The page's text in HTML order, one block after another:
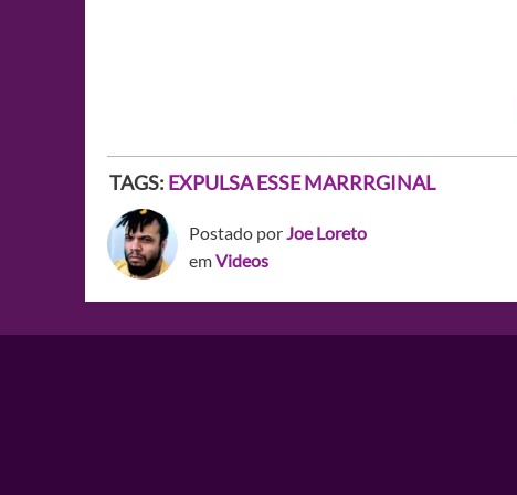
TAGS: EXPULSA ESSE MARRRGINAL
Postado porJoe Loreto
emVideos